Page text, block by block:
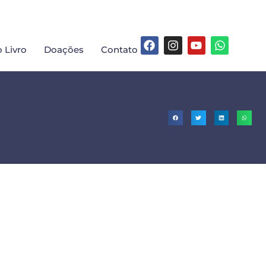
Livro Doações Contato